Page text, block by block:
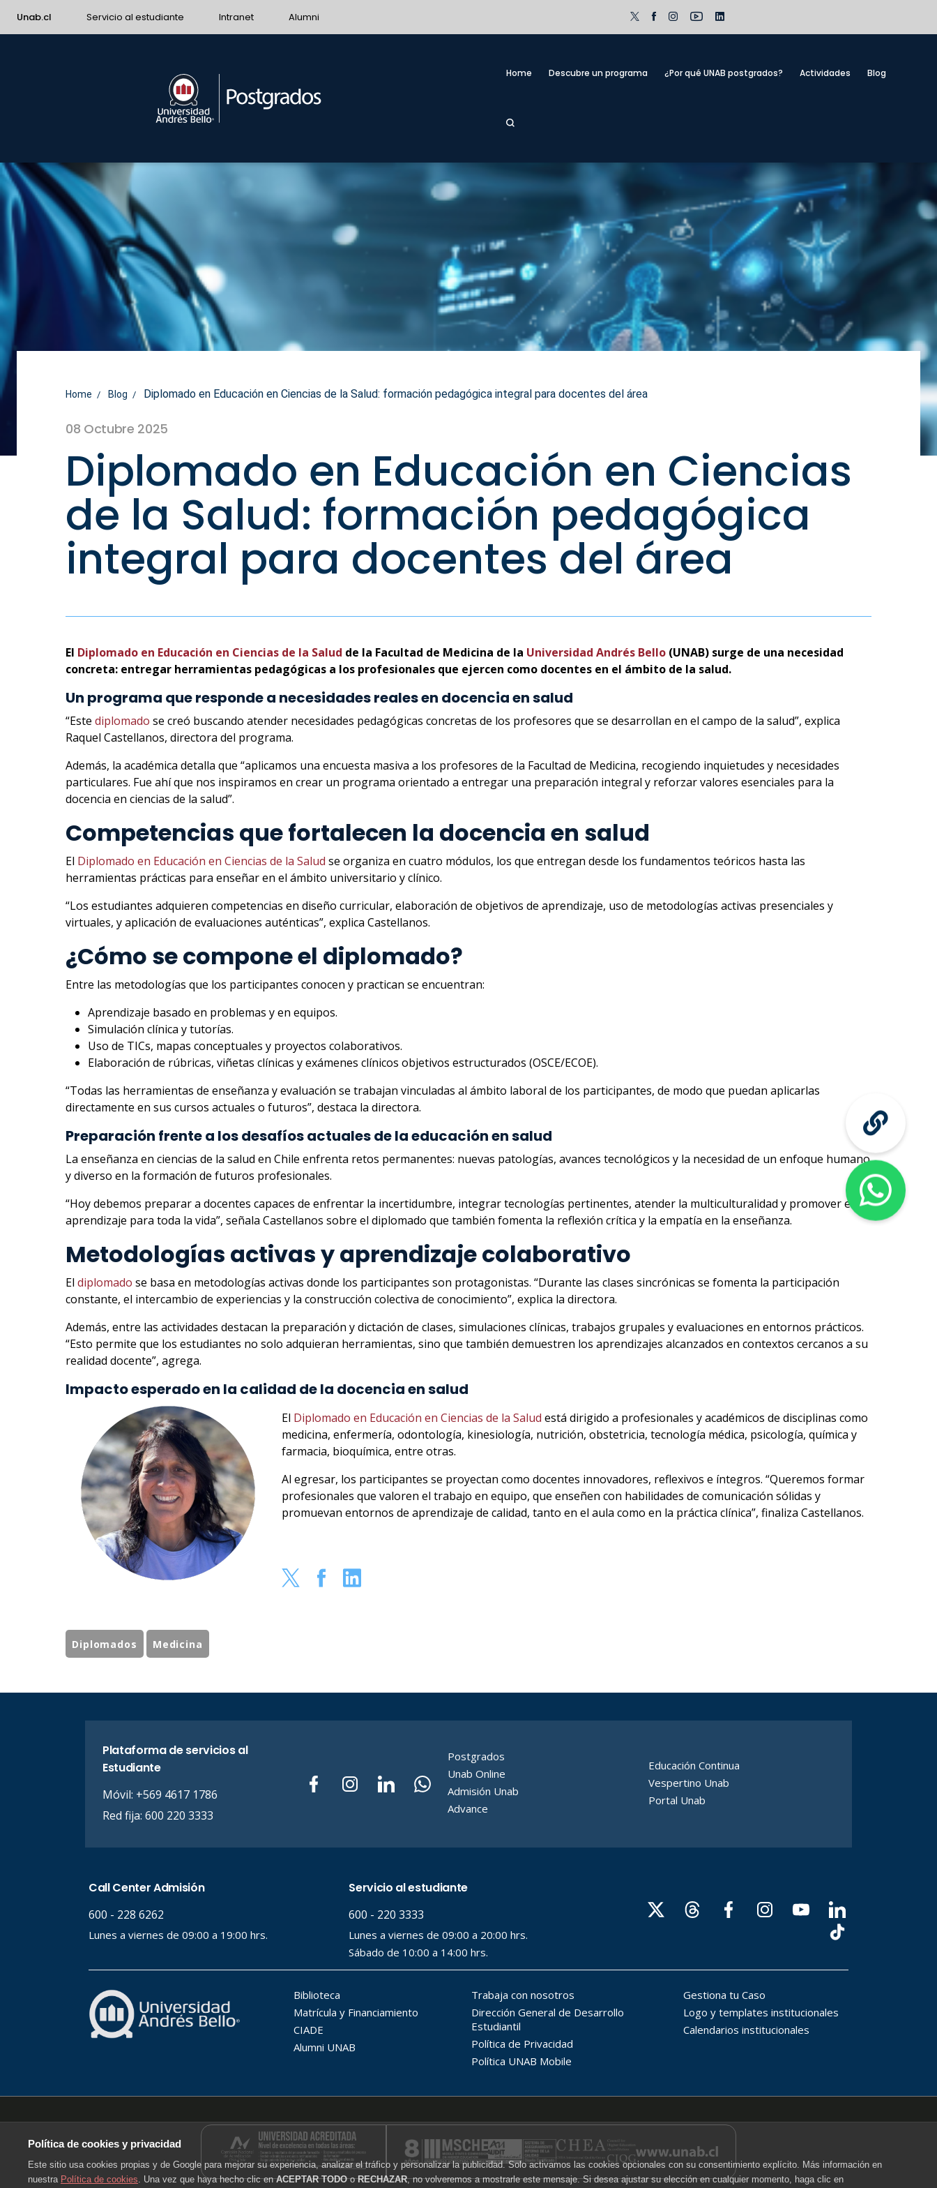
Unab.cl Servicio al estudiante Intranet Alumni
Home Descubre un programa ¿Por qué UNAB postgrados? Actividades Blog
Home Blog Diplomado en Educación en Ciencias de la Salud: formación pedagógica integral para docentes del área
08 Octubre 2025
Diplomado en Educación en Ciencias
de la Salud: formación pedagógica
integral para docentes del área
El Diplomado en Educación en Ciencias de la Salud de la Facultad de Medicina de la Universidad Andrés Bello (UNAB) surge de una necesidad
concreta: entregar herramientas pedagógicas a los profesionales que ejercen como docentes en el ámbito de la salud.
Un programa que responde a necesidades reales en docencia en salud
“Este diplomado se creó buscando atender necesidades pedagógicas concretas de los profesores que se desarrollan en el campo de la salud”, explica
Raquel Castellanos, directora del programa.
Además, la académica detalla que “aplicamos una encuesta masiva a los profesores de la Facultad de Medicina, recogiendo inquietudes y necesidades
particulares. Fue ahí que nos inspiramos en crear un programa orientado a entregar una preparación integral y reforzar valores esenciales para la
docencia en ciencias de la salud”.
Competencias que fortalecen la docencia en salud
El Diplomado en Educación en Ciencias de la Salud se organiza en cuatro módulos, los que entregan desde los fundamentos teóricos hasta las
herramientas prácticas para enseñar en el ámbito universitario y clínico.
“Los estudiantes adquieren competencias en diseño curricular, elaboración de objetivos de aprendizaje, uso de metodologías activas presenciales y
virtuales, y aplicación de evaluaciones auténticas”, explica Castellanos.
¿Cómo se compone el diplomado?
Entre las metodologías que los participantes conocen y practican se encuentran:
Aprendizaje basado en problemas y en equipos.
Simulación clínica y tutorías.
Uso de TICs, mapas conceptuales y proyectos colaborativos.
Elaboración de rúbricas, viñetas clínicas y exámenes clínicos objetivos estructurados (OSCE/ECOE).
“Todas las herramientas de enseñanza y evaluación se trabajan vinculadas al ámbito laboral de los participantes, de modo que puedan aplicarlas
directamente en sus cursos actuales o futuros”, destaca la directora.
Preparación frente a los desafíos actuales de la educación en salud
La enseñanza en ciencias de la salud en Chile enfrenta retos permanentes: nuevas patologías, avances tecnológicos y la necesidad de un enfoque humano
y diverso en la formación de futuros profesionales.
“Hoy debemos preparar a docentes capaces de enfrentar la incertidumbre, integrar tecnologías pertinentes, atender la multiculturalidad y promover el
aprendizaje para toda la vida”, señala Castellanos sobre el diplomado que también fomenta la reflexión crítica y la empatía en la enseñanza.
Metodologías activas y aprendizaje colaborativo
El diplomado se basa en metodologías activas donde los participantes son protagonistas. “Durante las clases sincrónicas se fomenta la participación
constante, el intercambio de experiencias y la construcción colectiva de conocimiento”, explica la directora.
Además, entre las actividades destacan la preparación y dictación de clases, simulaciones clínicas, trabajos grupales y evaluaciones en entornos prácticos.
“Esto permite que los estudiantes no solo adquieran herramientas, sino que también demuestren los aprendizajes alcanzados en contextos cercanos a su
realidad docente”, agrega.
Impacto esperado en la calidad de la docencia en salud
El Diplomado en Educación en Ciencias de la Salud está dirigido a profesionales y académicos de disciplinas como
medicina, enfermería, odontología, kinesiología, nutrición, obstetricia, tecnología médica, psicología, química y
farmacia, bioquímica, entre otras.
Al egresar, los participantes se proyectan como docentes innovadores, reflexivos e íntegros. “Queremos formar
profesionales que valoren el trabajo en equipo, que enseñen con habilidades de comunicación sólidas y
promuevan entornos de aprendizaje de calidad, tanto en el aula como en la práctica clínica”, finaliza Castellanos.
Diplomados Medicina